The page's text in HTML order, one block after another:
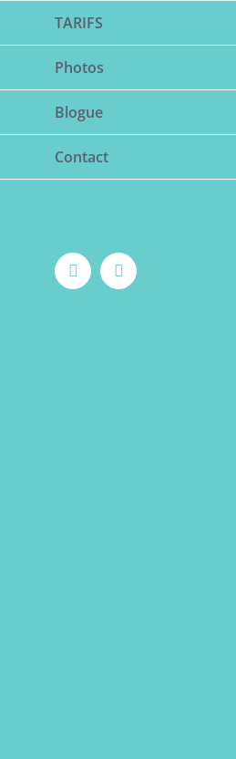
TARIFS
Photos
Blogue
Contact
FacebookLinkedIn